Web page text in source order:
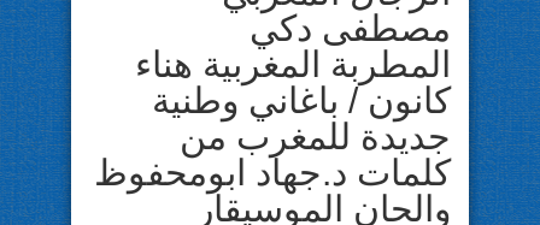
مصطفى دكي
المطربة المغربية هناء
كانون / باغاني وطنية
جديدة للمغرب من
كلمات د.جهاد ابومحفوظ
والحان الموسيقار